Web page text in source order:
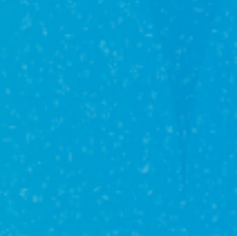
3/14/2025
Ипотека под 3,5% и не
Сегодня на рынке